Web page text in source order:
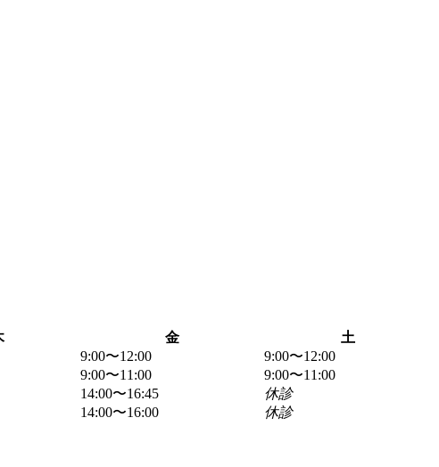
金
土
9:00〜12:00
9:00〜12:00
9:00〜11:00
9:00〜11:00
14:00〜16:45
休診
14:00〜16:00 休診